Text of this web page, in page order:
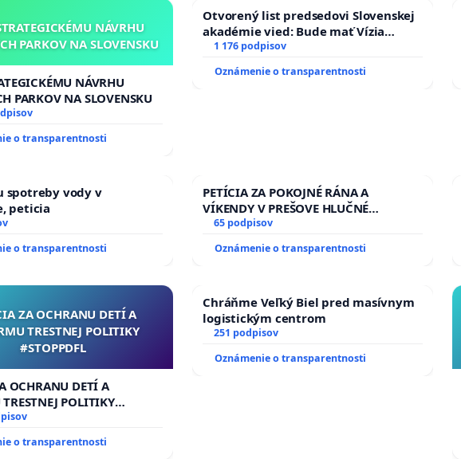
NÁVRHU
PARKOV NA SLOVENSKU
NÁVRHU
PARKOV NA SLOVENSKU
o transparentnosti
Otvorený list predsedovi Slovenskej
akadémie vied: Bude mať Vízia
Slovenska 2040 mravnú chrbticu?
1 176 podpisov
Oznámenie o transparentnosti
spotreby vody v
peticia
o transparentnosti
PETÍCIA ZA POKOJNÉ RÁNA A
VÍKENDY V PREŠOVE HLUČNÉ
STAVEBNÉ PRÁCE V SOBOTU LEN OD
TÝŽDEŇ CIEĽ 8.00 – 18.00 HOD. A
65 podpisov
Oznámenie o transparentnosti
ZA OCHRANU DETÍ A
TRESTNEJ POLITIKY
#STOPPDFL
OCHRANU DETÍ A
POLITIKY
o transparentnosti
Chráňme Veľký Biel pred masívnym
logistickým centrom
251 podpisov
Oznámenie o transparentnosti